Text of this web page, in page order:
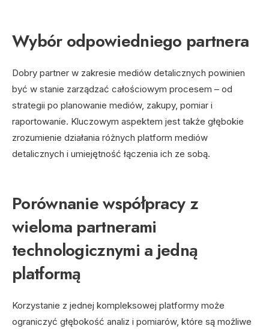
Wybór odpowiedniego partnera
Dobry partner w zakresie mediów detalicznych powinien
być w stanie zarządzać całościowym procesem – od
strategii po planowanie mediów, zakupy, pomiar i
raportowanie. Kluczowym aspektem jest także głębokie
zrozumienie działania różnych platform mediów
detalicznych i umiejętność łączenia ich ze sobą.
Porównanie współpracy z
wieloma partnerami
technologicznymi a jedną
platformą
Korzystanie z jednej kompleksowej platformy może
ograniczyć głębokość analiz i pomiarów, które są możliwe